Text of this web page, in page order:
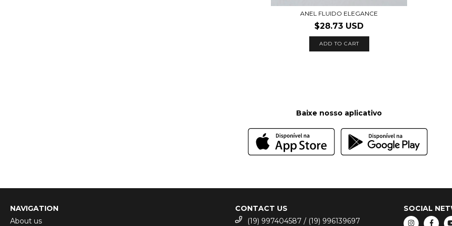
ANEL FLUIDO ELEGANCE
$28.73 USD
ADD TO CART
Baixe nosso aplicativo
NAVIGATION
About us
CONTACT US
(19) 997404587 / (19) 996139697
SOCIAL